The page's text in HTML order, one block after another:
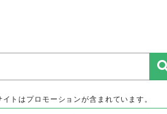
イトはプロモーションが含まれています。